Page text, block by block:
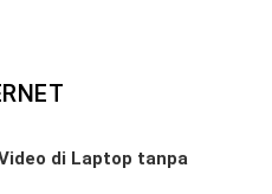
di Laptop tanpa